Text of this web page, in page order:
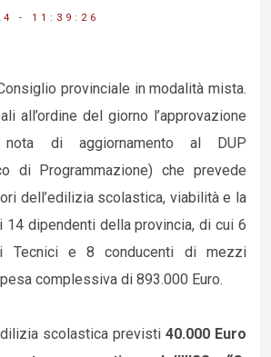
- 11:39:26
provinciale in modalità mista.
all’ordine del giorno l’approvazione
di aggiornamento al DUP
di Programmazione) che prevede
dell’edilizia scolastica, viabilità e la
dipendenti della provincia, di cui 6
Tecnici e 8 conducenti di mezzi
complessiva di 893.000 Euro.
scolastica previsti 40.000 Euro